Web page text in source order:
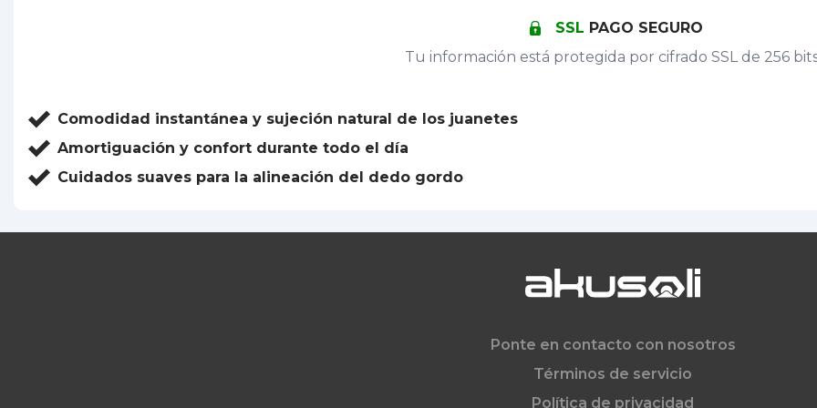
SSL PAGO SEGURO
Tu información está protegida por cifrado SSL de 256
Comodidad instantánea y sujeción natural de los juanetes
Amortiguación y confort durante todo el día
Cuidados suaves para la alineación del dedo gordo
Ponte en contacto con nosotros
Términos de servicio
Política de privacidad